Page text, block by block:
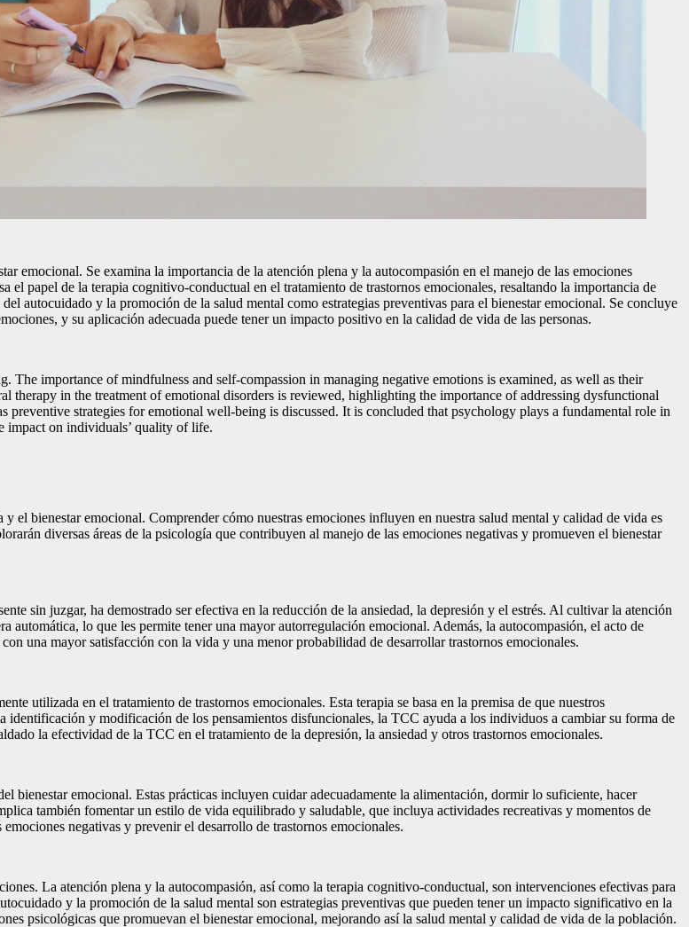
emocional. Se examina la importancia de la atención plena y la autocompasión en el manejo de las emociones
papel de la terapia cognitivo-conductual en el tratamiento de trastornos emocionales, resaltando la importancia de
autocuidado y la promoción de la salud mental como estrategias preventivas para el bienestar emocional. Se concluye
y su aplicación adecuada puede tener un impacto positivo en la calidad de vida de las personas.
importance of mindfulness and self-compassion in managing negative emotions is examined, as well as their
in the treatment of emotional disorders is reviewed, highlighting the importance of addressing dysfunctional
strategies for emotional well-being is discussed. It is concluded that psychology plays a fundamental role in
impact on individuals’ quality of life.
el bienestar emocional. Comprender cómo nuestras emociones influyen en nuestra salud mental y calidad de vida es
diversas áreas de la psicología que contribuyen al manejo de las emociones negativas y promueven el bienestar
sin juzgar, ha demostrado ser efectiva en la reducción de la ansiedad, la depresión y el estrés. Al cultivar la atención
automática, lo que les permite tener una mayor autorregulación emocional. Además, la autocompasión, el acto de
una mayor satisfacción con la vida y una menor probabilidad de desarrollar trastornos emocionales.
utilizada en el tratamiento de trastornos emocionales. Esta terapia se basa en la premisa de que nuestros
identificación y modificación de los pensamientos disfuncionales, la TCC ayuda a los individuos a cambiar su forma de
la efectividad de la TCC en el tratamiento de la depresión, la ansiedad y otros trastornos emocionales.
bienestar emocional. Estas prácticas incluyen cuidar adecuadamente la alimentación, dormir lo suficiente, hacer
también fomentar un estilo de vida equilibrado y saludable, que incluya actividades recreativas y momentos de
negativas y prevenir el desarrollo de trastornos emocionales.
La atención plena y la autocompasión, así como la terapia cognitivo-conductual, son intervenciones efectivas para
y la promoción de la salud mental son estrategias preventivas que pueden tener un impacto significativo en la
psicológicas que promuevan el bienestar emocional, mejorando así la salud mental y calidad de vida de la población.